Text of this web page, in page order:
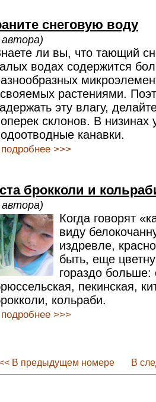
снеговую воду
ли вы, что тающий
водах содержится
растениями.
эту влагу,
склонов. В низинах
канавки.
подробнее >>>
брокколи и
Когда говорят
виду
издревле,
быть, еще
гораздо больше:
пекинская,
кольраби.
подробнее >>>
В предыдущем номере В